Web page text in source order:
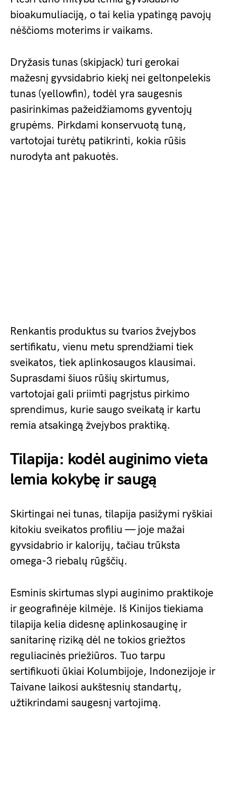
bioakumuliaciją, o tai kelia ypatingą pavojų
nėščioms moterims ir vaikams.
Dryžasis tunas (skipjack) turi gerokai
mažesnį gyvsidabrio kiekį nei geltonpelekis
tunas (yellowfin), todėl yra saugesnis
pasirinkimas pažeidžiamoms gyventojų
grupėms. Pirkdami konservuotą tuną,
vartotojai turėtų patikrinti, kokia rūšis
nurodyta ant pakuotės.
Renkantis produktus su tvarios žvejybos
sertifikatu, vienu metu sprendžiami tiek
sveikatos, tiek aplinkosaugos klausimai.
Suprasdami šiuos rūšių skirtumus,
vartotojai gali priimti pagrįstus pirkimo
sprendimus, kurie saugo sveikatą ir kartu
remia atsakingą žvejybos praktiką.
Tilapija: kodėl auginimo vieta
lemia kokybę ir saugą
Skirtingai nei tunas, tilapija pasižymi ryškiai
kitokiu sveikatos profiliu — joje mažai
gyvsidabrio ir kalorijų, tačiau trūksta
omega-3 riebalų rūgščių.
Esminis skirtumas slypi auginimo praktikoje
ir geografinėje kilmėje. Iš Kinijos tiekiama
tilapija kelia didesnę aplinkosauginę ir
sanitarinę riziką dėl ne tokios griežtos
reguliacinės priežiūros. Tuo tarpu
sertifikuoti ūkiai Kolumbijoje, Indonezijoje ir
Taivane laikosi aukštesnių standartų,
užtikrindami saugesnį vartojimą.